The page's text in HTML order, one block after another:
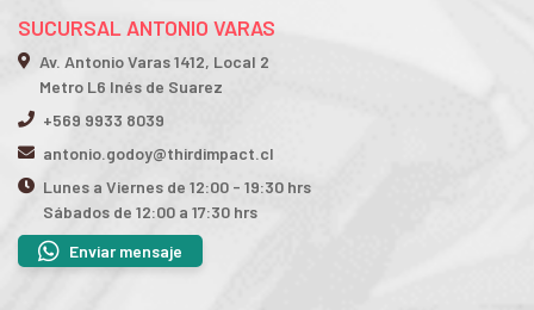
SUCURSAL ANTONIO VARAS
Av. Antonio Varas 1412, Local 2
Metro L6 Inés de Suarez
+569 9933 8039
antonio.godoy@thirdimpact.cl
Lunes a Viernes de 12:00 - 19:30 hrs
Sábados de 12:00 a 17:30 hrs
Enviar mensaje